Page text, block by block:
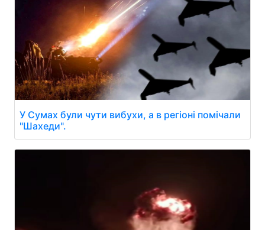
У Сумах були чути вибухи, а в регіоні помічали
"Шахеди".